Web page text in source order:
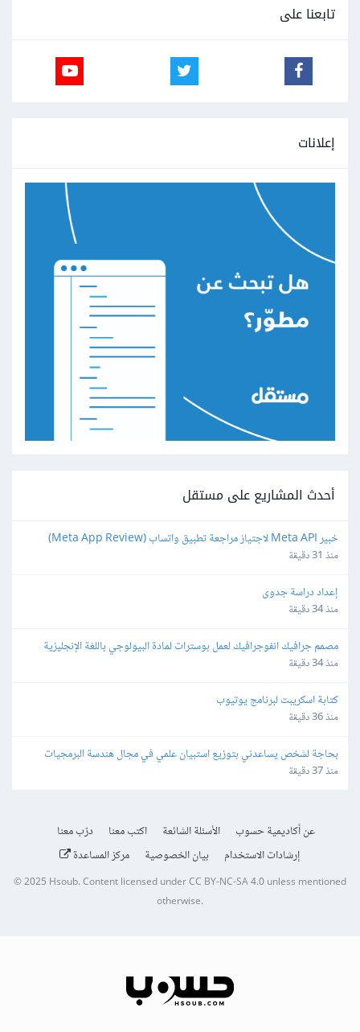
تابعنا على
إعلانات
أحدث المشاريع على مستقل
لمنصة SaaS
منذ 31 دقيقة
إعداد دراسة جدوى
منذ 34 دقيقة
بطريقة كرياتيف
منذ 34 دقيقة
كتابة اسكريبت لبرنامج يوتيوب
منذ 36 دقيقة
بحاجة لشخص يساعدني بتوزيع استبيان علمي في مجال هندسة البرمجيات
منذ 37 دقيقة
عن أكاديمية حسوب الأسئلة الشائعة اكتب معنا
درّب معنا
إرشادات الاستخدام
بيان الخصوصية مركز المساعدة
© 2025 Hsoub.Content licensed underCC BY-NC-SA 4.0unless mentioned
otherwise.